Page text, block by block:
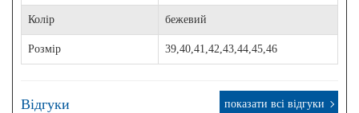
Колір бежевий
Розмір 39,40,41,42,43,44,45,46
Відгуки показати всі відгуки